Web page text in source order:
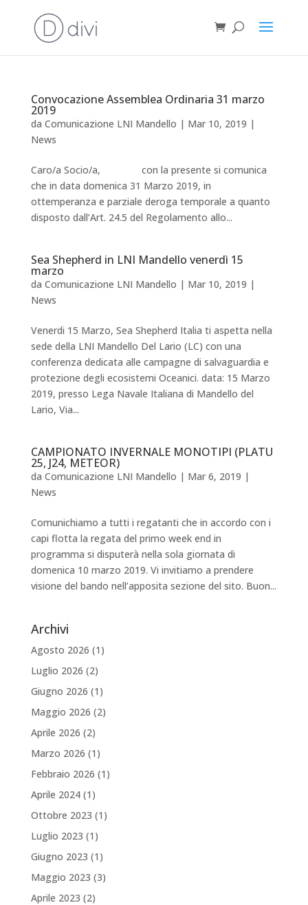
Convocazione Assemblea Ordinaria 31 marzo
2019
da Comunicazione LNI Mandello | Mar 10, 2019 |
News
Caro/a Socio/a, con la presente si comunica
che in data domenica 31 Marzo 2019, in
ottemperanza e parziale deroga temporale a quanto
disposto dall’Art. 24.5 del Regolamento allo...
Sea Shepherd in LNI Mandello venerdì 15
marzo
da Comunicazione LNI Mandello | Mar 10, 2019 |
News
Venerdi 15 Marzo, Sea Shepherd Italia ti aspetta nella
sede della LNI Mandello Del Lario (LC) con una
conferenza dedicata alle campagne di salvaguardia e
protezione degli ecosistemi Oceanici. data: 15 Marzo
2019, presso Lega Navale Italiana di Mandello del
Lario, Via...
CAMPIONATO INVERNALE MONOTIPI (PLATU
25, J24, METEOR)
da Comunicazione LNI Mandello | Mar 6, 2019 |
News
Comunichiamo a tutti i regatanti che in accordo con i
capi flotta la regata del primo week end in
programma si disputerà nella sola giornata di
domenica 10 marzo 2019. Vi invitiamo a prendere
visione del bando nell’apposita sezione del sito. Buon...
Archivi
Agosto 2026 (1)
Luglio 2026 (2)
Giugno 2026 (1)
Maggio 2026 (2)
Aprile 2026 (2)
Marzo 2026 (1)
Febbraio 2026 (1)
Aprile 2024(1)
Ottobre 2023 (1)
Luglio 2023 (1)
Giugno 2023 (1)
Maggio 2023 (3)
Aprile 2023 (2)